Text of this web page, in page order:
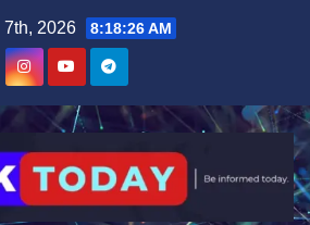
7th, 2026 8:18:27 AM